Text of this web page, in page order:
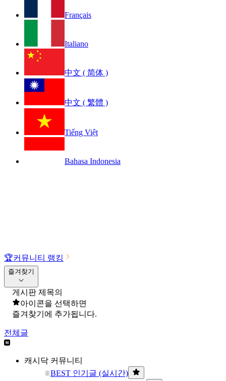
Français
Italiano
中文 ( 简体 )
中文 ( 繁體 )
Tiếng Việt
Bahasa Indonesia
🏆커뮤니티 랭킹
즐겨찾기
게시판 제목의
아이콘을 선택하면
즐겨찾기에 추가됩니다.
전체글
캐시닥 커뮤니티
BEST 인기글 (실시간)